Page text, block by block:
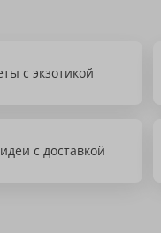
с экзотикой
с доставкой